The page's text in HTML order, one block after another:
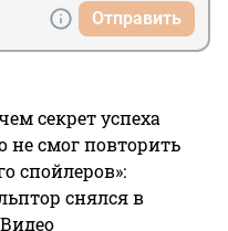
Отправить
секрет успеха
не смог повторить
спойлеров»:
снялся в